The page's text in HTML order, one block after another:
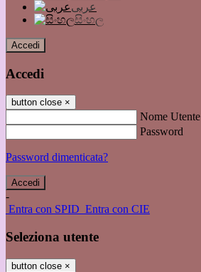
عربى
සිංහල
Accedi
Accedi
button close ×
Nome Utente
Password
Password dimenticata?
-
Entra con SPID Entra con CIE
Seleziona utente
button close ×